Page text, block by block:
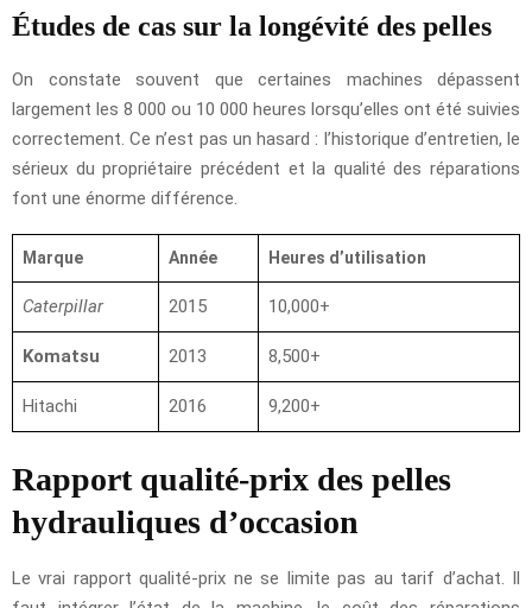
Études de cas sur la longévité des pelles
On constate souvent que certaines machines dépassent
largement les 8 000 ou 10 000 heures lorsqu’elles ont été suivies
correctement. Ce n’est pas un hasard : l’historique d’entretien, le
sérieux du propriétaire précédent et la qualité des réparations
font une énorme différence.
Marque Année Heures d’utilisation
Caterpillar 2015 10,000+
Komatsu 2013 8,500+
Hitachi 2016 9,200+
Rapport qualité-prix des pelles
hydrauliques d’occasion
Le vrai rapport qualité-prix ne se limite pas au tarif d’achat. Il